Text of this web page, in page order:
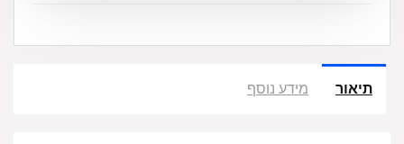
תיאור מידע נוסף